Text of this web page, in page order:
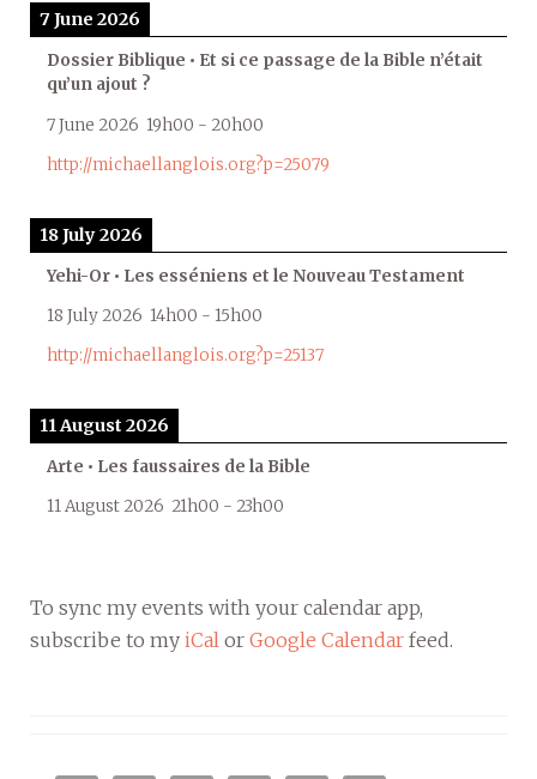
7 June 2026
Dossier Biblique • Et si ce passage de la Bible n’était
qu’un ajout ?
7 June 2026 19h00 - 20h00
http://michaellanglois.org?p=25079
18 July 2026
Yehi-Or • Les esséniens et le Nouveau Testament
18 July 2026 14h00 - 15h00
http://michaellanglois.org?p=25137
11 August 2026
Arte • Les faussaires de la Bible
11 August 2026 21h00 - 23h00
To sync my events with your calendar app,
subscribe to my iCal or Google Calendar feed.